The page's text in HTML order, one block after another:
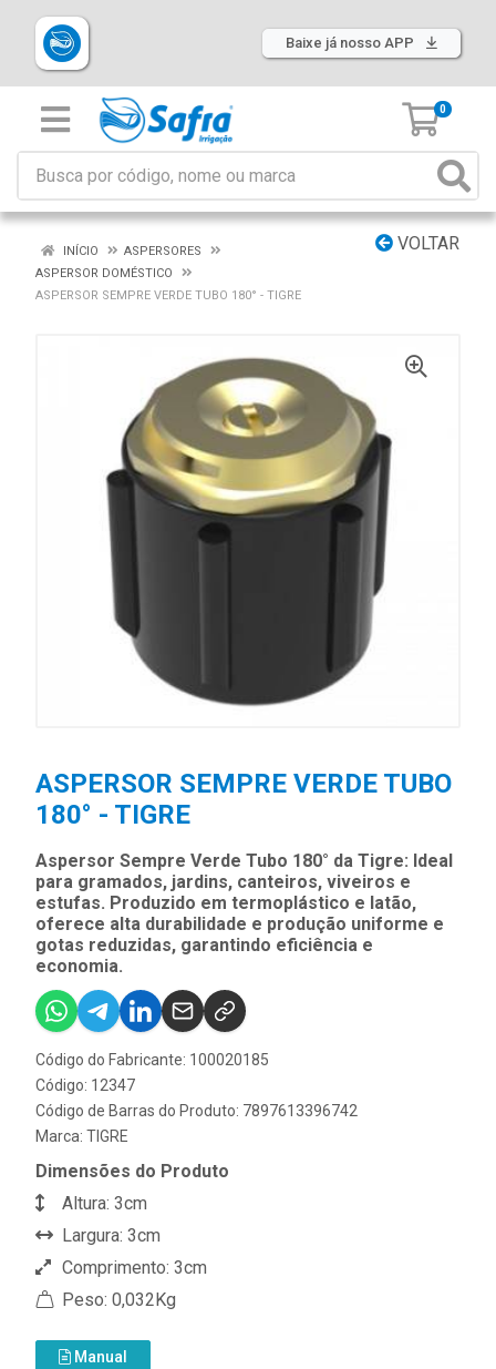
Baixe já nosso APP
0
VOLTAR
INÍCIO
ASPERSORES
ASPERSOR DOMÉSTICO
ASPERSOR SEMPRE VERDE TUBO 180° - TIGRE
ASPERSOR SEMPRE VERDE TUBO
180° - TIGRE
Aspersor Sempre Verde Tubo 180° da Tigre: Ideal
para gramados, jardins, canteiros, viveiros e
estufas. Produzido em termoplástico e latão,
oferece alta durabilidade e produção uniforme e
gotas reduzidas, garantindo eficiência e
economia.
Código do Fabricante: 100020185
Código: 12347
Código de Barras do Produto: 7897613396742
Marca: TIGRE
Dimensões do Produto
Altura: 3cm
Largura: 3cm
Comprimento: 3cm
Peso: 0,032Kg
Manual